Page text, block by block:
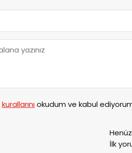
kurallarınıokudum ve kabul
İlk